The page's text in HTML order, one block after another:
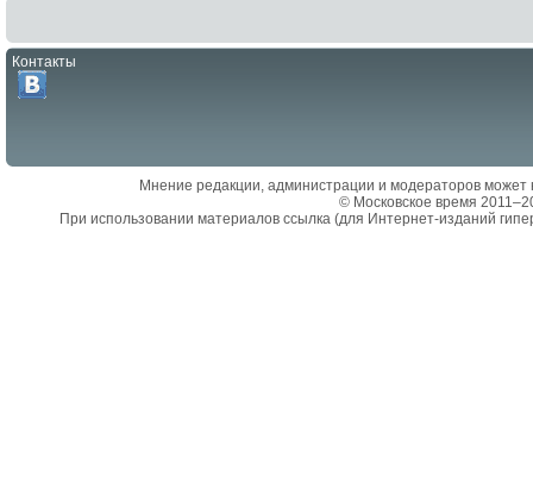
Контакты
Мнение редакции, администрации и модераторов может
© Московское время
При использовании материалов ссылка (для Интернет-изданий